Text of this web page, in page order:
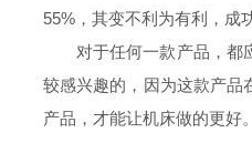
55%，其变不利为有利，成
对于任何一款产品，都
较感兴趣的，因为这款产品
产品，才能让机床做的更好。